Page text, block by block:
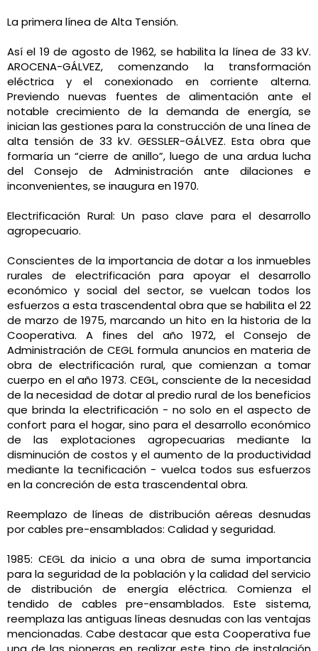
La primera línea de Alta Tensión.
Así el 19 de agosto de 1962, se habilita la línea de 33 kV.
AROCENA-GÁLVEZ, comenzando la transformación
eléctrica y el conexionado en corriente alterna.
Previendo nuevas fuentes de alimentación ante el
notable crecimiento de la demanda de energía, se
inician las gestiones para la construcción de una línea de
alta tensión de 33 kV. GESSLER-GÁLVEZ. Esta obra que
formaría un “cierre de anillo”, luego de una ardua lucha
del Consejo de Administración ante dilaciones e
inconvenientes, se inaugura en 1970.
Electrificación Rural: Un paso clave para el desarrollo
agropecuario.
Conscientes de la importancia de dotar a los inmuebles
rurales de electrificación para apoyar el desarrollo
económico y social del sector, se vuelcan todos los
esfuerzos a esta trascendental obra que se habilita el 22
de marzo de 1975, marcando un hito en la historia de la
Cooperativa. A fines del año 1972, el Consejo de
Administración de CEGL formula anuncios en materia de
obra de electrificación rural, que comienzan a tomar
cuerpo en el año 1973. CEGL, consciente de la necesidad
de la necesidad de dotar al predio rural de los beneficios
que brinda la electrificación - no solo en el aspecto de
confort para el hogar, sino para el desarrollo económico
de las explotaciones agropecuarias mediante la
disminución de costos y el aumento de la productividad
mediante la tecnificación - vuelca todos sus esfuerzos
en la concreción de esta trascendental obra.
Reemplazo de líneas de distribución aéreas desnudas
por cables pre-ensamblados: Calidad y seguridad.
1985: CEGL da inicio a una obra de suma importancia
para la seguridad de la población y la calidad del servicio
de distribución de energía eléctrica. Comienza el
tendido de cables pre-ensamblados. Este sistema,
reemplaza las antiguas líneas desnudas con las ventajas
mencionadas. Cabe destacar que esta Cooperativa fue